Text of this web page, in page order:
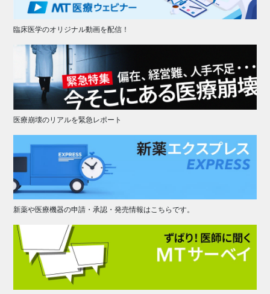
臨床医学のオリジナル動画を配信！
医療崩壊のリアルを緊急レポート
新薬や医療機器の申請・承認・発売情報はこちらです。